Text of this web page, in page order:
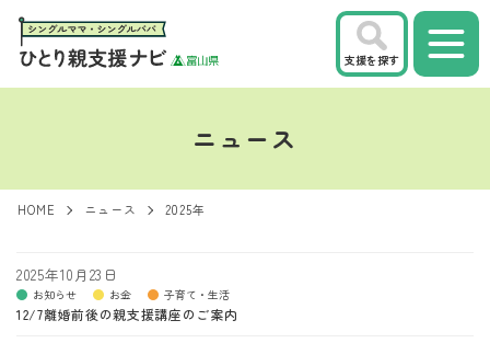
支援を探す
ニュース
HOME ニュース 2025年
2025年10月23日
お知らせ お金 子育て・生活
12/7離婚前後の親支援講座のご案内